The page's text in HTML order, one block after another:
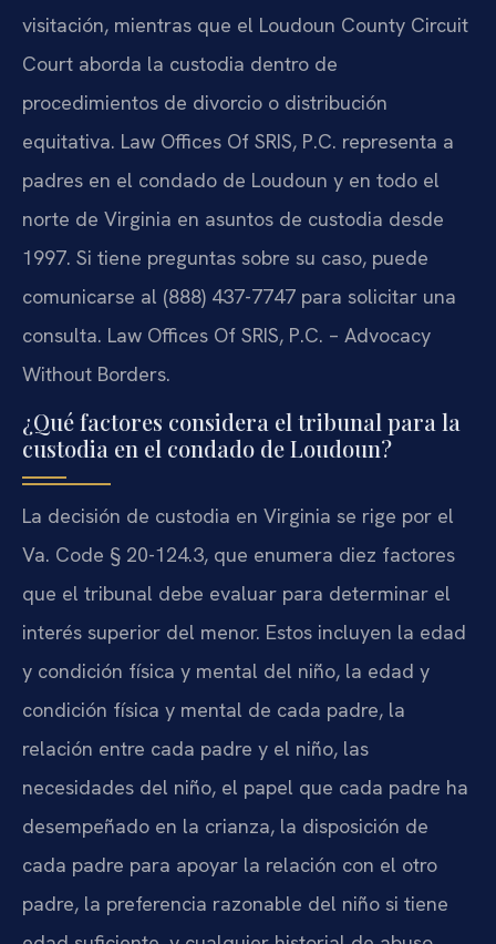
visitación, mientras que el Loudoun County Circuit
Court aborda la custodia dentro de
procedimientos de divorcio o distribución
equitativa. Law Offices Of SRIS, P.C. representa a
padres en el condado de Loudoun y en todo el
norte de Virginia en asuntos de custodia desde
1997. Si tiene preguntas sobre su caso, puede
comunicarse al (888) 437-7747 para solicitar una
consulta. Law Offices Of SRIS, P.C. – Advocacy
Without Borders.
¿Qué factores considera el tribunal para la
custodia en el condado de Loudoun?
La decisión de custodia en Virginia se rige por el
Va. Code § 20-124.3, que enumera diez factores
que el tribunal debe evaluar para determinar el
interés superior del menor. Estos incluyen la edad
y condición física y mental del niño, la edad y
condición física y mental de cada padre, la
relación entre cada padre y el niño, las
necesidades del niño, el papel que cada padre ha
desempeñado en la crianza, la disposición de
cada padre para apoyar la relación con el otro
padre, la preferencia razonable del niño si tiene